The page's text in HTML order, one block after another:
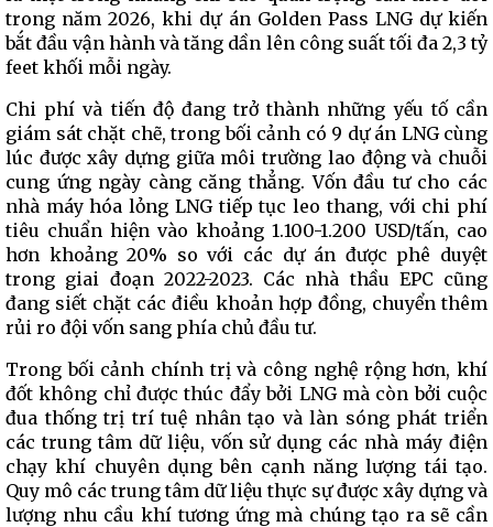
trong năm 2026, khi dự án Golden Pass LNG dự kiến
bắt đầu vận hành và tăng dần lên công suất tối đa 2,3 tỷ
feet khối mỗi ngày.
Chi phí và tiến độ đang trở thành những yếu tố cần
giám sát chặt chẽ, trong bối cảnh có 9 dự án LNG cùng
lúc được xây dựng giữa môi trường lao động và chuỗi
cung ứng ngày càng căng thẳng. Vốn đầu tư cho các
nhà máy hóa lỏng LNG tiếp tục leo thang, với chi phí
tiêu chuẩn hiện vào khoảng 1.100-1.200 USD/tấn, cao
hơn khoảng 20% so với các dự án được phê duyệt
trong giai đoạn 2022-2023. Các nhà thầu EPC cũng
đang siết chặt các điều khoản hợp đồng, chuyển thêm
rủi ro đội vốn sang phía chủ đầu tư.
Trong bối cảnh chính trị và công nghệ rộng hơn, khí
đốt không chỉ được thúc đẩy bởi LNG mà còn bởi cuộc
đua thống trị trí tuệ nhân tạo và làn sóng phát triển
các trung tâm dữ liệu, vốn sử dụng các nhà máy điện
chạy khí chuyên dụng bên cạnh năng lượng tái tạo.
Quy mô các trung tâm dữ liệu thực sự được xây dựng và
lượng nhu cầu khí tương ứng mà chúng tạo ra sẽ cần